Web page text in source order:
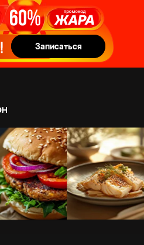
Записаться
Записаться